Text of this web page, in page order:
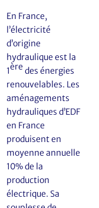
En France,
l’électricité
d’origine
hydraulique est la
1ère des énergies
renouvelables. Les
aménagements
hydrauliques d’EDF
en France
produisent en
moyenne annuelle
10% de la
production
électrique. Sa